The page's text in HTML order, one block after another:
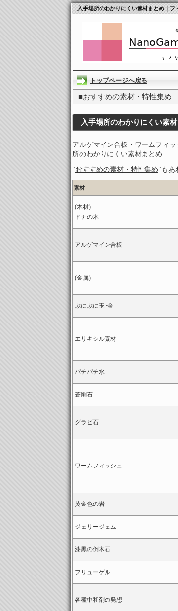
入手場所のわかりにくい素材まとめ｜
トップページへ戻る
■おすすめの素材・特性集め
入手場所のわかりにくい素
アルゲマイン合板・ワームフィ
所のわかりにくい素材まとめ
"おすすめの素材・特性集め"もあ
素材
(木材)
ドナの木
アルゲマイン合板
(金属)
ぷにぷに玉･金
エリキシル素材
パチパチ水
蒼剛石
グラビ石
ワームフィッシュ
黄金色の岩
ジェリージェム
漆黒の倒木石
フリューゲル
各種中和剤の発想